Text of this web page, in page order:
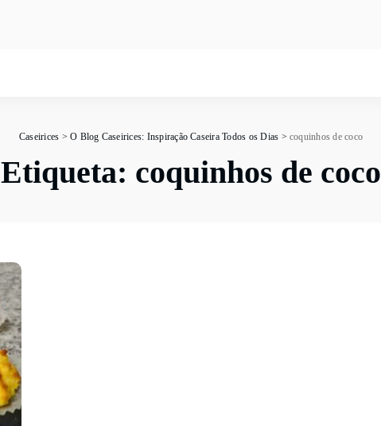
Caseirices >O Blog Caseirices: Inspiração Caseira Todos os Dias >coquinhos de coco
Etiqueta: coquinhos de coco